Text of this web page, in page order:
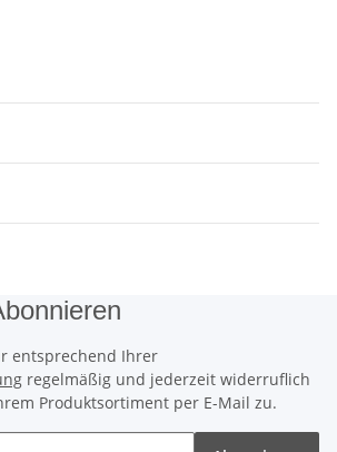
entsprechend Ihrer
regelmäßig und jederzeit widerruflich
Produktsortiment per E-Mail zu.